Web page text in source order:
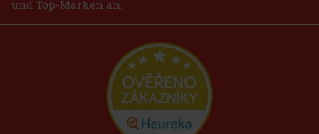
und Top-Marken an.